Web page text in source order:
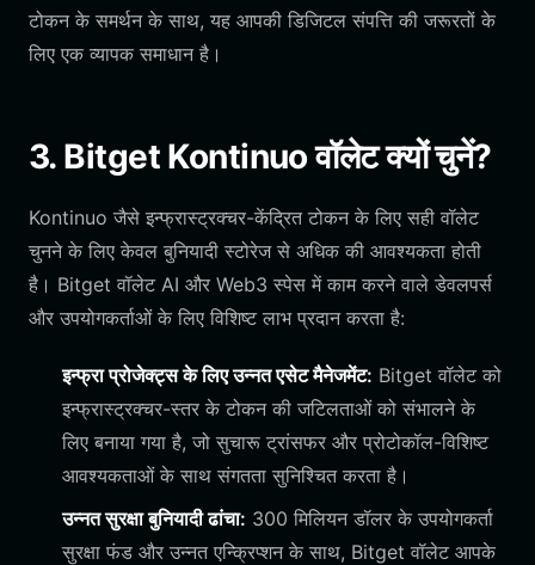
टोकन के समर्थन के साथ, यह आपकी डिजिटल संपत्ति की जरूरतों के
लिए एक व्यापक समाधान है।
3. Bitget Kontinuo वॉलेट क्यों चुनें?
Kontinuo जैसे इन्फ्रास्ट्रक्चर-केंद्रित टोकन के लिए सही वॉलेट
चुनने के लिए केवल बुनियादी स्टोरेज से अधिक की आवश्यकता होती
है। Bitget वॉलेट AI और Web3 स्पेस में काम करने वाले डेवलपर्स
और उपयोगकर्ताओं के लिए विशिष्ट लाभ प्रदान करता है:
इन्फ्रा प्रोजेक्ट्स के लिए उन्नत एसेट मैनेजमेंट: Bitget वॉलेट को
इन्फ्रास्ट्रक्चर-स्तर के टोकन की जटिलताओं को संभालने के
लिए बनाया गया है, जो सुचारू ट्रांसफर और प्रोटोकॉल-विशिष्ट
आवश्यकताओं के साथ संगतता सुनिश्चित करता है।
उन्नत सुरक्षा बुनियादी ढांचा: 300 मिलियन डॉलर के उपयोगकर्ता
सुरक्षा फंड और उन्नत एन्क्रिप्शन के साथ, Bitget वॉलेट आपके